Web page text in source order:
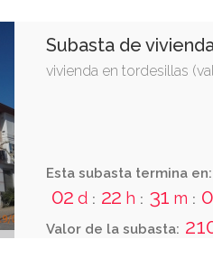
Subasta de
vivienda en tordesillas
Esta subasta termina en:
02 d : 22 h : 30m :
Valor de la subasta: